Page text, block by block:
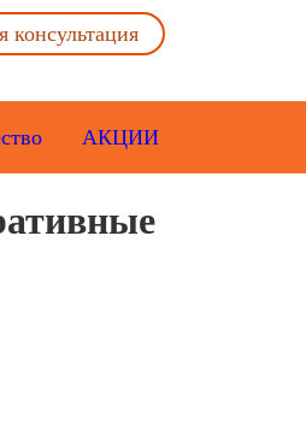
консультация
АКЦИИ